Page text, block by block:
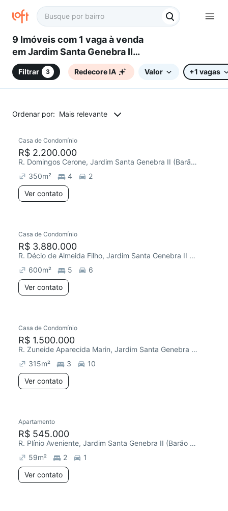
9 Imóveis com 1 vaga à venda
em Jardim Santa Genebra II
(Barão Geraldo), Campinas, SP
Filtrar 3 Redecore IA Valor +1 vagas
Ordenar por: Mais relevante
Casa de Condomínio
R$ 2.200.000
R. Domingos Cerone, Jardim Santa Genebra II (Barão Geraldo)
350m² 4
2
Ver contato
Casa de Condomínio
R$ 3.880.000
R. Décio de Almeida Filho, Jardim Santa Genebra II (Barão Geraldo)
600m² 5
6
Ver contato
Chegou este mês
Casa de Condomínio
R$ 1.500.000
R. Zuneide Aparecida Marin, Jardim Santa Genebra II (Barão Geraldo)
315m² 3
10
Ver contato
Redecorar
Apartamento
R$ 545.000
R. Plínio Aveniente, Jardim Santa Genebra II (Barão Geraldo)
59m² 2
1
Ver contato